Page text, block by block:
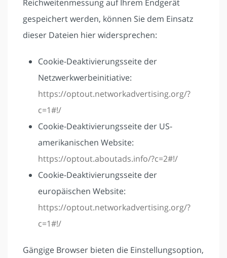
Reichweitenmessung auf Ihrem Endgerät
gespeichert werden, können Sie dem Einsatz
dieser Dateien hier widersprechen:
Cookie-Deaktivierungsseite der
Netzwerkwerbeinitiative:
https://optout.networkadvertising.org/?
c=1#!/
Cookie-Deaktivierungsseite der US-
amerikanischen Website:
https://optout.aboutads.info/?c=2#!/
Cookie-Deaktivierungsseite der
europäischen Website:
https://optout.networkadvertising.org/?
c=1#!/
Gängige Browser bieten die Einstellungsoption,